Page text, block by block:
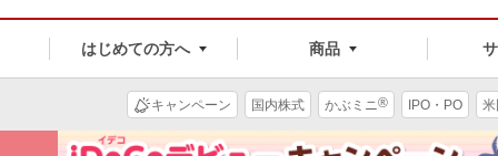
はじめての方へ 商品
キャンペーン 国内株式 かぶミニ® IPO・PO